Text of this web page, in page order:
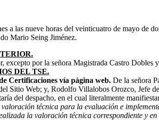
a las nueve horas del veinticuatro de mayo de
Mario Seing Jiménez.
excepto por la señora Magistrada Castro Dobles
DEL TSE.
Certificaciones vía página web. De la señora
Sitio Web; y, Rodolfo Villalobos Orozco, Jefe
del despacho, en el cual literalmente
técnica para la evaluación e
la valoración técnica correspondiente y